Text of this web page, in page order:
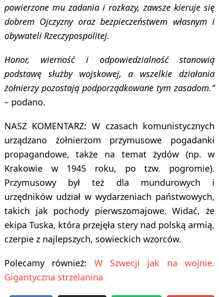
powierzone mu zadania i rozkazy, zawsze kieruje się
dobrem Ojczyzny oraz bezpieczeństwem własnym i
obywateli Rzeczypospolitej.
Honor, wierność i odpowiedzialność stanowią
podstawę służby wojskowej, a wszelkie działania
żołnierzy pozostają podporządkowane tym zasadom.”
– podano.
NASZ KOMENTARZ: W czasach komunistycznych
urządzano żołnierzom przymusowe pogadanki
propagandowe, także na temat żydów (np. w
Krakowie w 1945 roku, po tzw. pogromie).
Przymusowy był też dla mundurowych i
urzędników udział w wydarzeniach państwowych,
takich jak pochody pierwszomajowe. Widać, że
ekipa Tuska, która przejęła stery nad polską armią,
czerpie z najlepszych, sowieckich wzorców.
Polecamy również: W Szwecji jak na wojnie.
Gigantyczna strzelanina